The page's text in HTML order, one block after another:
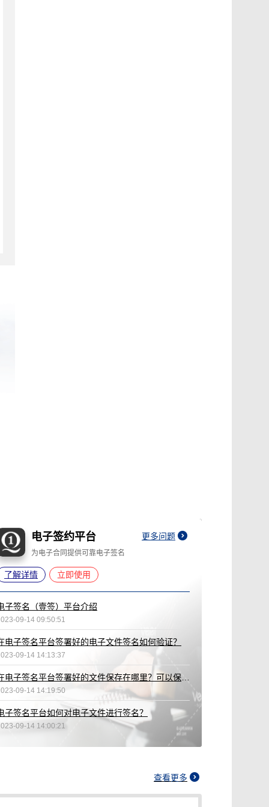
电子签约平台 更多问题
为电子合同提供可靠电子签名
了解详情 立即使用
子签名（壹签）平台介绍
09-14 09:50:51
电子签名平台签署好的电子文件签名如何验证？
09-14 14:13:37
09-14 14:19:50
子签名平台如何对电子文件进行签名？
09-14 14:00:21
查看更多